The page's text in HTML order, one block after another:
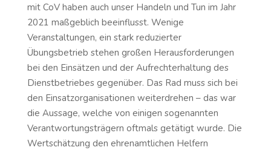
mit CoV haben auch unser Handeln und Tun im Jahr
2021 maßgeblich beeinflusst. Wenige
Veranstaltungen, ein stark reduzierter
Übungsbetrieb stehen großen Herausforderungen
bei den Einsätzen und der Aufrechterhaltung des
Dienstbetriebes gegenüber. Das Rad muss sich bei
den Einsatzorganisationen weiterdrehen – das war
die Aussage, welche von einigen sogenannten
Verantwortungsträgern oftmals getätigt wurde. Die
Wertschätzung den ehrenamtlichen Helfern